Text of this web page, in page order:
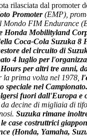
rilasciata dal promoter
Promoter(EMP),
Mondo FIM Endurance
Honda Mobilityland
Coca-Cola Suzuka 8
del circuito di
4 luglio per
per altri tre anni,
la prima volta nel 1978,
speciale nel
fuori dall'Europa e
da decine di migliaia di
Suzuka rimane
case costruttrici
(Honda, Yamaha,